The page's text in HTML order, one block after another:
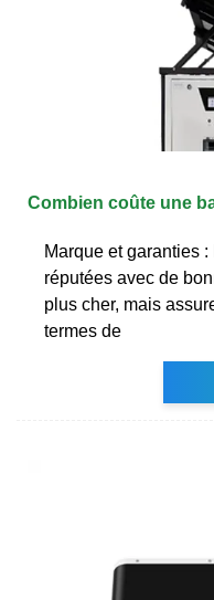
Combien coûte une
Marque et garanties
réputées avec de
plus cher, mais
termes de